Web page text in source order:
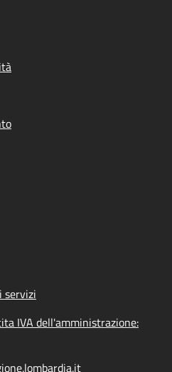
servizi
IVA dell'amministrazione: